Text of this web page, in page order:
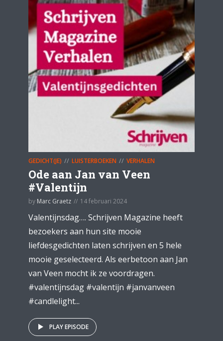
GEDICHT(JE) LUISTERBOEKEN VERHALEN
Ode aan Jan van Veen
#Valentijn
by Marc Graetz 14 februari 2024
Valentijnsdag…. Schrijven Magazine heeft
bezoekers aan hun site mooie
liefdesgedichten laten schrijven en 5 hele
mooie geselecteerd. Als eerbetoon aan Jan
van Veen mocht ik ze voordragen.
#valentijnsdag #valentijn #janvanveen
#candlelight...
PLAY EPISODE